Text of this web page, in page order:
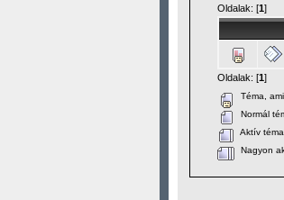
Oldalak: [1]
Oldalak: [1]
Téma,
Normál
Aktív
Nagyon